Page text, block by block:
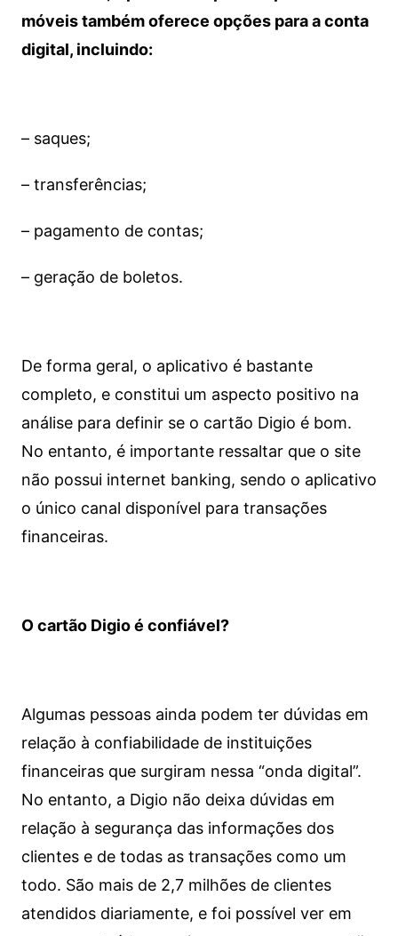
móveis também oferece opções para a conta
digital, incluindo:
– saques;
– transferências;
– pagamento de contas;
– geração de boletos.
De forma geral, o aplicativo é bastante
completo, e constitui um aspecto positivo na
análise para definir se o cartão Digio é bom.
No entanto, é importante ressaltar que o site
não possui internet banking, sendo o aplicativo
o único canal disponível para transações
financeiras.
O cartão Digio é confiável?
Algumas pessoas ainda podem ter dúvidas em
relação à confiabilidade de instituições
financeiras que surgiram nessa “onda digital”.
No entanto, a Digio não deixa dúvidas em
relação à segurança das informações dos
clientes e de todas as transações como um
todo. São mais de 2,7 milhões de clientes
atendidos diariamente, e foi possível ver em